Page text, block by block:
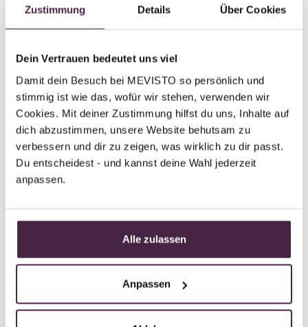
Zustimmung Details Über Cookies
Dein Vertrauen bedeutet uns viel
Damit dein Besuch bei MEVISTO so persönlich und
stimmig ist wie das, wofür wir stehen, verwenden wir
Cookies. Mit deiner Zustimmung hilfst du uns, Inhalte auf
dich abzustimmen, unsere Website behutsam zu
verbessern und dir zu zeigen, was wirklich zu dir passt.
Du entscheidest - und kannst deine Wahl jederzeit
anpassen.
Alle zulassen
Anpassen
Send mail
Partner without certification
Human burial
Riedel Bestattungen
Bahnhofsplatz 6
15526 Bad Saarow-Pieskow
Back to overview